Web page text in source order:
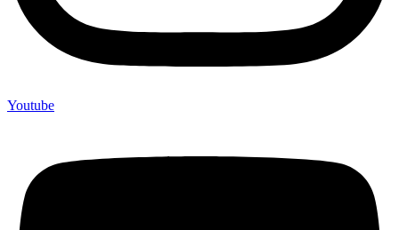
Youtube